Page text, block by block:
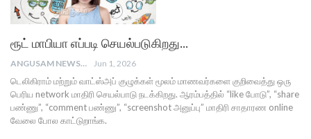
ரூட் மாபியா எப்படி செயல்படுகிறது…
ANGUSAM NEWS Jun 1, 2026
டெலிகிராம் மற்றும் வாட்ஸ்அப் குழுக்கள் மூலம் மாணவர்களை குறிவைத்து ஒரு
பெரிய network மாதிரி செயல்பாடு நடக்கிறது. ஆரம்பத்தில் “like போடு”, “share
பண்ணு”, “comment பண்ணு”, “screenshot அனுப்பு” மாதிரி சாதாரண online
வேலை போல காட்டுறாங்க.